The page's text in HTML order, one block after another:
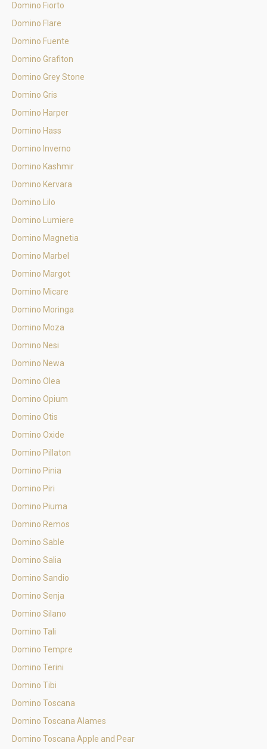
Domino Fiorto
Domino Flare
Domino Fuente
Domino Grafiton
Domino Grey Stone
Domino Gris
Domino Harper
Domino Hass
Domino Inverno
Domino Kashmir
Domino Kervara
Domino Lilo
Domino Lumiere
Domino Magnetia
Domino Marbel
Domino Margot
Domino Micare
Domino Moringa
Domino Moza
Domino Nesi
Domino Newa
Domino Olea
Domino Opium
Domino Otis
Domino Oxide
Domino Pillaton
Domino Pinia
Domino Piri
Domino Piuma
Domino Remos
Domino Sable
Domino Salia
Domino Sandio
Domino Senja
Domino Silano
Domino Tali
Domino Tempre
Domino Terini
Domino Tibi
Domino Toscana
Domino Toscana Alames
Domino Toscana Apple and Pear